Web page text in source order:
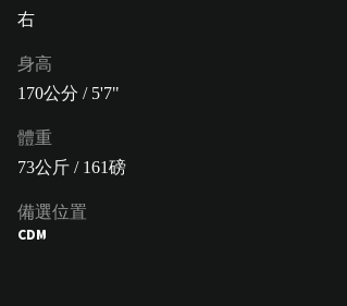
右
身高
170公分 / 5'7"
體重
73公斤 / 161磅
備選位置
CDM